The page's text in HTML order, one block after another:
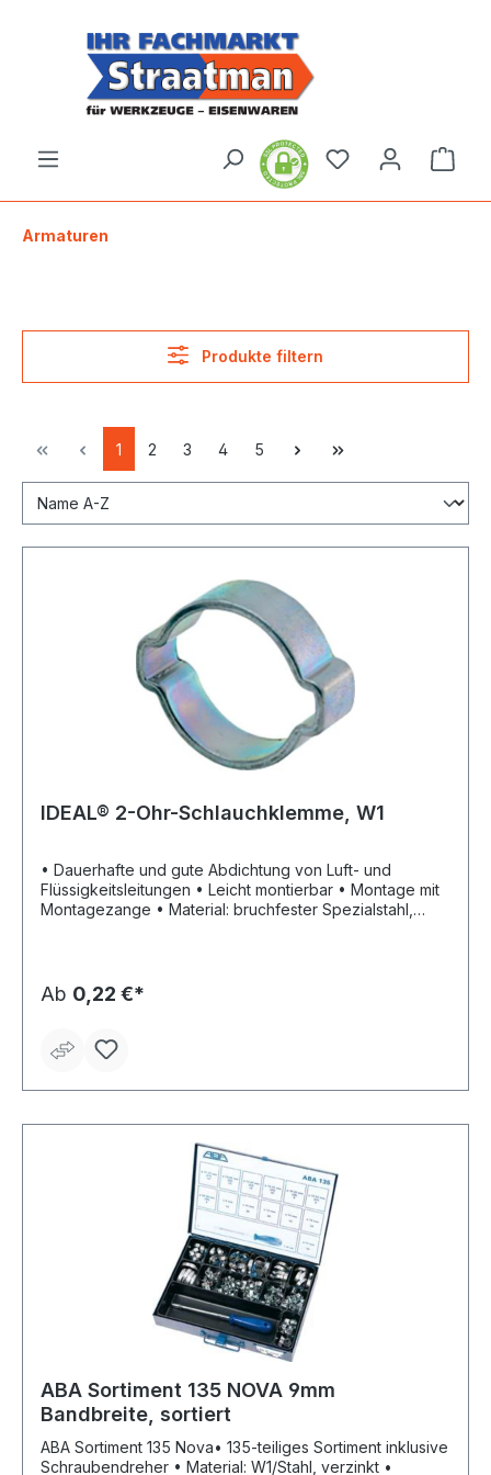
Armaturen
Produkte filtern
1 2 3 4 5
IDEAL® 2-Ohr-Schlauchklemme, W1
• Dauerhafte und gute Abdichtung von Luft- und
Flüssigkeitsleitungen • Leicht montierbar • Montage mit
Montagezange • Material: bruchfester Spezialstahl,
Ab 0,22 €*
ABA Sortiment 135 NOVA 9mm
Bandbreite, sortiert
ABA Sortiment 135 Nova• 135-teiliges Sortiment inklusive
Schraubendreher • Material: W1/Stahl, verzinkt •